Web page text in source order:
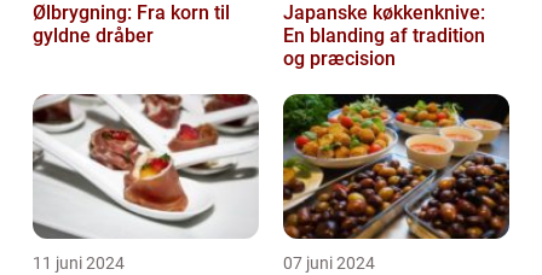
Ølbrygning: Fra korn til
gyldne dråber
Japanske køkkenknive:
En blanding af tradition
og præcision
11 juni 2024 07 juni 2024